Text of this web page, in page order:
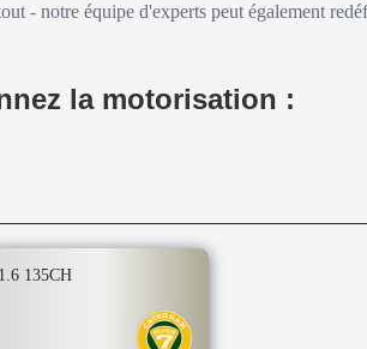
- notre équipe d'experts peut également
la motorisation :
135CH